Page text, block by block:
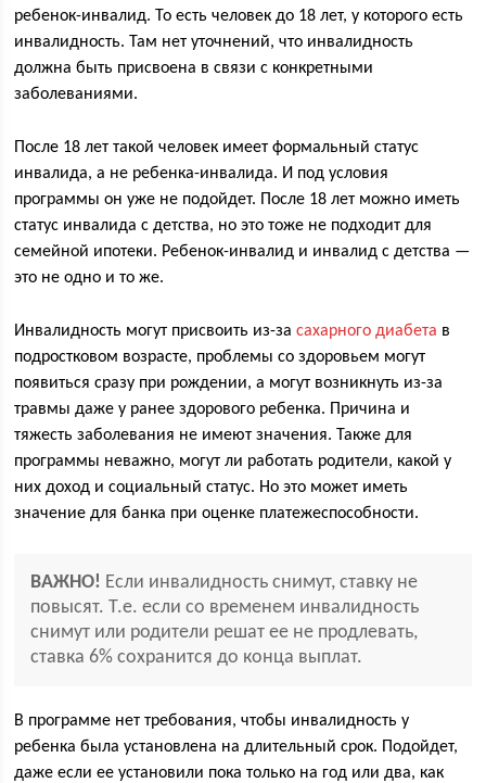
ребенок-инвалид. То есть человек до 18 лет, у которого есть
инвалидность. Там нет уточнений, что инвалидность
должна быть присвоена в связи с конкретными
заболеваниями.
После 18 лет такой человек имеет формальный статус
инвалида, а не ребенка-инвалида. И под условия
программы он уже не подойдет. После 18 лет можно иметь
статус инвалида с детства, но это тоже не подходит для
семейной ипотеки. Ребенок-инвалид и инвалид с детства —
это не одно и то же.
Инвалидность могут присвоить из-засахарного диабета в
подростковом возрасте, проблемы со здоровьем могут
появиться сразу при рождении, а могут возникнуть из-за
травмы даже у ранее здорового ребенка. Причина и
тяжесть заболевания не имеют значения. Также для
программы неважно, могут ли работать родители, какой у
них доход и социальный статус. Но это может иметь
значение для банка при оценке платежеспособности.
ВАЖНО! Если инвалидность снимут, ставку не
повысят. Т.е. если со временем инвалидность
снимут или родители решат ее не продлевать,
ставка 6% сохранится до конца выплат.
В программе нет требования, чтобы инвалидность у
ребенка была установлена на длительный срок. Подойдет,
даже если ее установили пока только на год или два, как